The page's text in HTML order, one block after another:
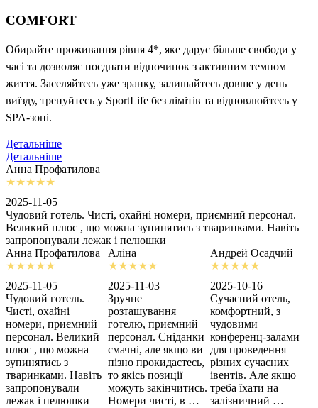
COMFORT
Обирайте проживання рівня 4*, яке дарує більше свободи у
часі та дозволяє поєднати відпочинок з активним темпом
життя. Заселяйтесь уже зранку, залишайтесь довше у день
виїзду, тренуйтесь у SportLife без лімітів та відновлюйтесь у
SPA-зоні.
Детальніше
Детальніше
Анна Профатилова
2025-11-05
Чудовий готель. Чисті, охайні номери, приємний персонал.
Великий плюс , що можна зупинятись з тваринками. Навіть
запропонували лежак і пелюшки
Анна Профатилова
2025-11-05
Чудовий готель.
Чисті, охайні
номери, приємний
персонал. Великий
плюс , що можна
зупинятись з
тваринками. Навіть
запропонували
лежак і пелюшки
Аліна
2025-11-03
Зручне
розташування
готелю, приємний
персонал. Сніданки
смачні, але якщо ви
пізно прокидаєтесь,
то якісь позиції
можуть закінчитись.
Номери чисті, в …
Андрей Осадчий
2025-10-16
Сучасний отель,
комфортний, з
чудовими
конференц-залами
для проведення
різних сучасних
івентів. Але якщо
треба їхати на
залізничний …